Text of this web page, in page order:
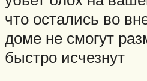
что остались во
доме не смогут
быстро исчезнут